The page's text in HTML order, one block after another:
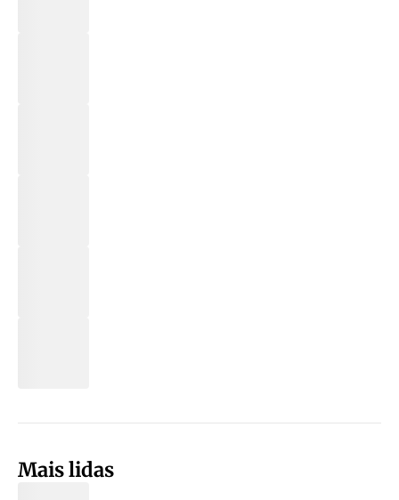
Mais lidas